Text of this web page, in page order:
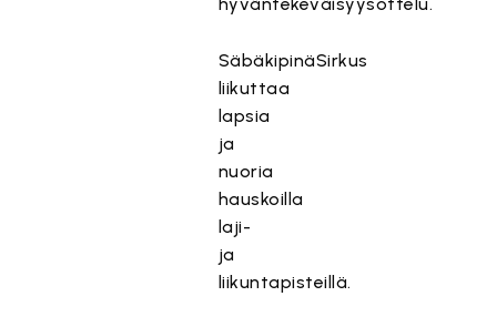
SäbäkipinäSirkus
liikuttaa
lapsia
ja
nuoria
hauskoilla
laji-
ja
liikuntapisteillä.